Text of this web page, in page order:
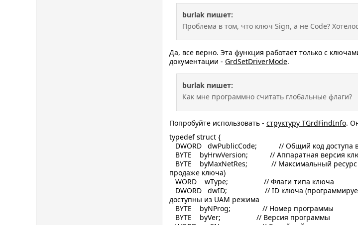
burlak пишет:
Проблема в том, что ключ Sign, а не Code?
Да, все верно. Эта функция работает только с
документации - GrdSetDriverMode.
burlak пишет:
Как мне программно считать глобальные флаги?
Попробуйте использовать - структуру TGrdFindInfo.
typedef struct {
DWORD dwPublicCode; // Общий код доступа в
BYTE byHrwVersion; // Аппаратная версия
BYTE byMaxNetRes; // Максимальный ресурс
продаже ключа)
WORD wType; // Флаги типа ключа
DWORD dwID; // ID ключа (программируется
доступны из UAM режима
BYTE byNProg; // Номер программы
BYTE byVer; // Версия программы